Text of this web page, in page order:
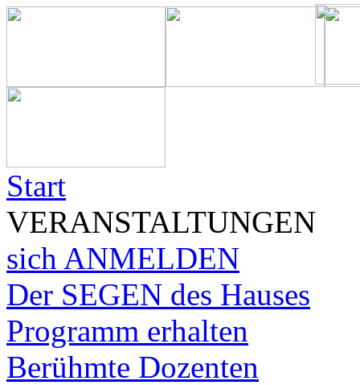
Start
VERANSTALTUNGEN
sich ANMELDEN
Der SEGEN des Hauses
Programm erhalten
Berühmte Dozenten